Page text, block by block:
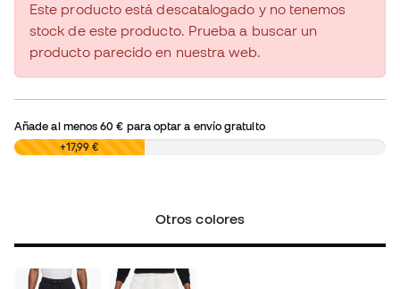
Este producto está descatalogado y no tenemos
stock de este producto. Prueba a buscar un
producto parecido en nuestra web.
Añade al menos60 € para optar a envío gratuito
0,00 € +17,99 €
Otros colores